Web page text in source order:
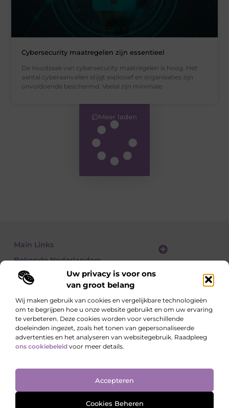
Uw privacy is voor ons
van groot belang
Wij maken gebruik van cookies en vergelijkbare technologieën
om te begrijpen hoe u onze website gebruikt en om uw ervaring
te verbeteren. Deze cookies worden voor verschillende
doeleinden ingezet, zoals het tonen van gepersonaliseerde
advertenties en het analyseren van websitegebruik. Raadpleeg
ons cookiebeleid voor meer details.
Accepteren
Cookies Beheren
Cybersecurity maatregelen zijn essentieel
De noodzaak van cybersecurity maatregelen is hoog. Het
aantal cyberaanvallen stijgt explosief en organisaties zijn
onvoldoende beschermd. Veelal zijn minimale
Meer laden
Main Links
Bekende Nederlanders
Lees, Ontdek, Beleef.
Blogs over alledaagse onderwerpen – vol inzichten, verhalen en tips die
je blik verruimen.
www.ondernemershuiszo.nl